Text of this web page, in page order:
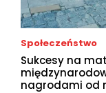
Społeczeństwo
Sukcesy na
nagrodami od